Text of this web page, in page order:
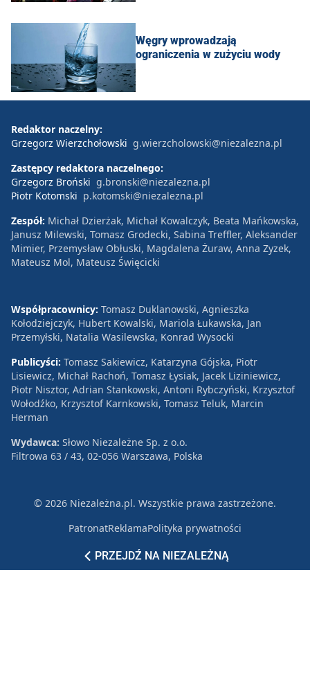
Węgry wprowadzają
ograniczenia w zużyciu wody
PRZEJDŹ NA NIEZALEŻNĄ
Redaktor naczelny:
Grzegorz Wierzchołowski g.wierzcholowski@niezalezna.pl
Zastępcy redaktora naczelnego:
Grzegorz Broński g.bronski@niezalezna.pl
Piotr Kotomski p.kotomski@niezalezna.pl
Zespół: Michał Dzierżak, Michał Kowalczyk, Beata Mańkowska,
Janusz Milewski, Tomasz Grodecki, Sabina Treffler, Aleksander
Mimier, Przemysław Obłuski, Magdalena Żuraw, Anna Zyzek,
Mateusz Mol, Mateusz Święcicki
Współpracownicy: Tomasz Duklanowski, Agnieszka
Kołodziejczyk, Hubert Kowalski, Mariola Łukawska, Jan
Przemyłski, Natalia Wasilewska, Konrad Wysocki
Publicyści: Tomasz Sakiewicz, Katarzyna Gójska, Piotr
Lisiewicz, Michał Rachoń, Tomasz Łysiak, Jacek Liziniewicz,
Piotr Nisztor, Adrian Stankowski, Antoni Rybczyński, Krzysztof
Wołodźko, Krzysztof Karnkowski, Tomasz Teluk, Marcin
Herman
Wydawca: Słowo Niezależne Sp. z o.o.
Filtrowa 63 / 43, 02-056 Warszawa, Polska
© 2026 Niezależna.pl. Wszystkie prawa zastrzeżone.
PatronatReklamaPolityka prywatności